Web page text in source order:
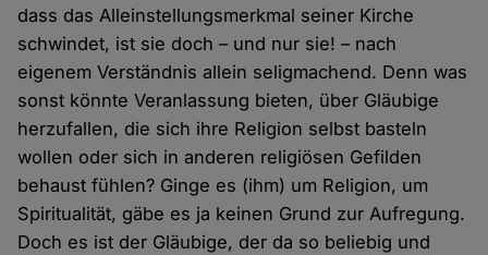
dass das Alleinstellungsmerkmal seiner Kirche
schwindet, ist sie doch – und nur sie! – nach
eigenem Verständnis allein seligmachend. Denn was
sonst könnte Veranlassung bieten, über Gläubige
herzufallen, die sich ihre Religion selbst basteln
wollen oder sich in anderen religiösen Gefilden
behaust fühlen? Ginge es (ihm) um Religion, um
Spiritualität, gäbe es ja keinen Grund zur Aufregung.
Doch es ist der Gläubige, der da so beliebig und